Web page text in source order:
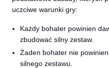
uczciwe warunki gry:
Każdy bohater powinien
zbudować silny zestaw.
Żaden bohater nie
silnego zestawu.